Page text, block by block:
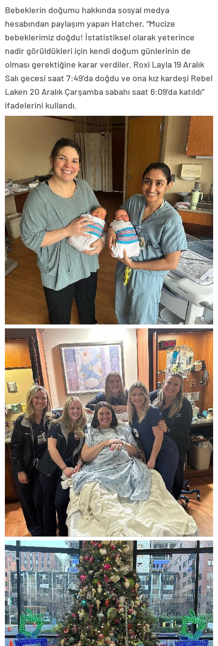
Bebeklerin doğumu hakkında sosyal medya
hesabından paylaşım yapan Hatcher, “Mucize
bebeklerimiz doğdu! İstatistiksel olarak yeterince
nadir görüldükleri için kendi doğum günlerinin de
olması gerektiğine karar verdiler. Roxi Layla 19 Aralık
Salı gecesi saat 7:49’da doğdu ve ona kız kardeşi Rebel
Laken 20 Aralık Çarşamba sabahı saat 6:09’da katıldı”
ifadelerini kullandı.